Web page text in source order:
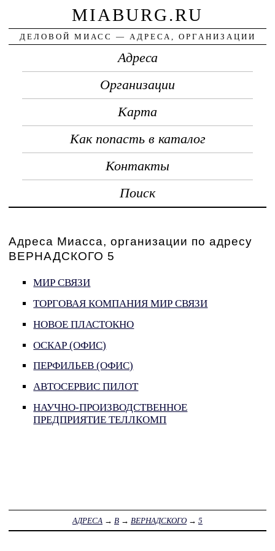
MIABURG.RU
ДЕЛОВОЙ МИАСС — АДРЕСА, ОРГАНИЗАЦИИ
Адреса
Организации
Карта
Как попасть в каталог
Контакты
Поиск
Адреса Миасса, организации по адресу
ВЕРНАДСКОГО 5
МИР СВЯЗИ
ТОРГОВАЯ КОМПАНИЯ МИР СВЯЗИ
НОВОЕ ПЛАСТОКНО
ОСКАР (ОФИС)
ПЕРФИЛЬЕВ (ОФИС)
АВТОСЕРВИС ПИЛОТ
НАУЧНО-ПРОИЗВОДСТВЕННОЕ
ПРЕДПРИЯТИЕ ТЕЛЛКОМП
АДРЕСА → В → ВЕРНАДСКОГО → 5